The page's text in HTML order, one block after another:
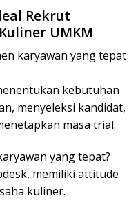
Rekrut
UMKM
karyawan yang tepat
kebutuhan
menyeleksi kandidat,
masa trial.
yang tepat?
memiliki attitude
kuliner.